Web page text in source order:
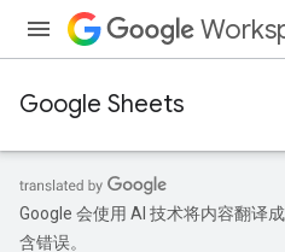
Google Sheets
Google 会使用 AI 技术将内容翻译
含错误。